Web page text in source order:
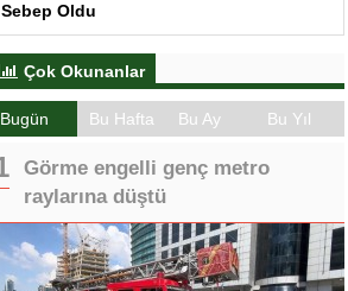
Sebep Oldu
Çok Okunanlar
Bugün Bu Hafta Bu Ay Bu Yıl
Görme engelli genç metro
raylarına düştü